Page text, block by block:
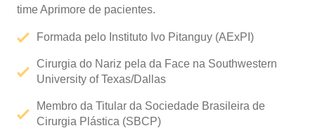
time Aprimore de pacientes.
Formada pelo Instituto Ivo Pitanguy (AExPI)
Cirurgia do Nariz pela da Face na Southwestern
University of Texas/Dallas
Membro da Titular da Sociedade Brasileira de
Cirurgia Plástica (SBCP)